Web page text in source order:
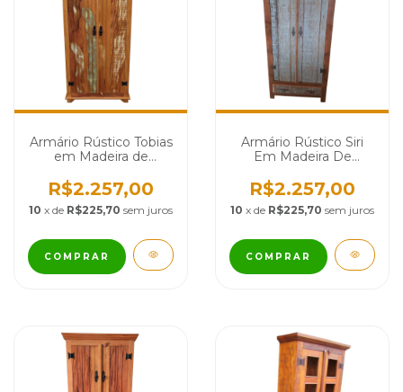
Armário Rústico Tobias
em Madeira de
R$2.257,00
10 x de R$225,70 sem juros
COMPRAR
Armário Rústico Siri
Em Madeira De
R$2.257,00
10 x de R$225,70 sem juros
COMPRAR